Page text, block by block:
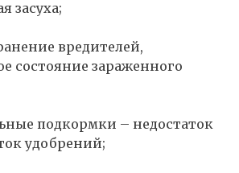
засуха;
вредителей,
состояние зараженного
подкормки – недостаток
удобрений;